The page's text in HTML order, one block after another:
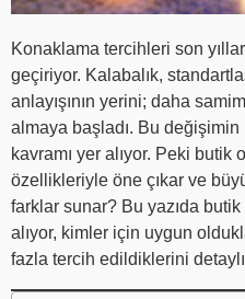
Konaklama tercihleri son
geçiriyor. Kalabalık,
anlayışının yerini; daha
almaya başladı. Bu değişimin
kavramı yer alıyor. Peki butik
özellikleriyle öne çıkar ve
farklar sunar? Bu yazıda
alıyor, kimler için uygun
fazla tercih edildiklerini